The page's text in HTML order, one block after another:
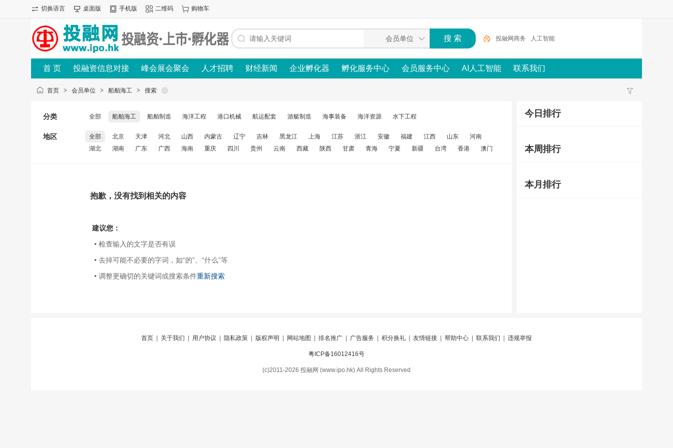
切换语言 桌面版 手机版 二维码 购物车
投融网商务 人工智能
首 页 投融资信息对接 峰会展会聚会 人才招聘 财经新闻 企业孵化器 孵化服务中心 会员服务中心 AI人工智能 联系我们
首页 > 会员单位 > 船舶海工 > 搜索
分类 全部 船舶海工 船舶制造 海洋工程 港口机械 航运配套 游艇制造 海事装备 海洋资源 水下工程
地区 全部 北京 天津 河北 山西 内蒙古 辽宁 吉林 黑龙江 上海 江苏 浙江 安徽 福建 江西 山东
河南
湖北
湖南 广东 广西 海南 重庆 四川 贵州 云南 西藏 陕西 甘肃 青海 宁夏 新疆 台湾 香港 澳门
抱歉，没有找到相关的内容
建议您：
• 检查输入的文字是否有误
• 去掉可能不必要的字词，如“的”、“什么”等
• 调整更确切的关键词或搜索条件重新搜索
今日排行
本周排行
本月排行
首页 关于我们 用户协议 隐私政策 版权声明 网站地图 排名推广 广告服务 积分换礼 友情链接 帮助中心 联系我们 违规举报
粤ICP备16012416号
(c)2011-2026 投融网 (www.ipo.hk) All Rights Reserved